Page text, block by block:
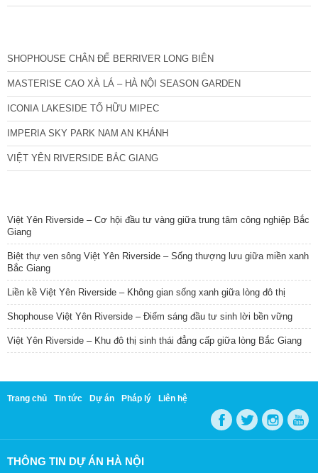
SHOPHOUSE CHÂN ĐẾ BERRIVER LONG BIÊN
MASTERISE CAO XÀ LÁ – HÀ NỘI SEASON GARDEN
ICONIA LAKESIDE TỐ HỮU MIPEC
IMPERIA SKY PARK NAM AN KHÁNH
VIỆT YÊN RIVERSIDE BẮC GIANG
Việt Yên Riverside – Cơ hội đầu tư vàng giữa trung tâm công nghiệp Bắc
Giang
Biệt thự ven sông Việt Yên Riverside – Sống thượng lưu giữa miền xanh
Bắc Giang
Liền kề Việt Yên Riverside – Không gian sống xanh giữa lòng đô thị
Shophouse Việt Yên Riverside – Điểm sáng đầu tư sinh lời bền vững
Việt Yên Riverside – Khu đô thị sinh thái đẳng cấp giữa lòng Bắc Giang
Trang chủ Tin tức Dự án Pháp lý Liên hệ
THÔNG TIN DỰ ÁN HÀ NỘI